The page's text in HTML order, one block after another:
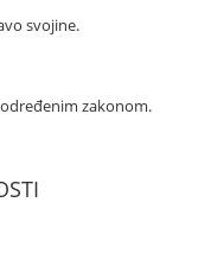
svojine.
zakonom.